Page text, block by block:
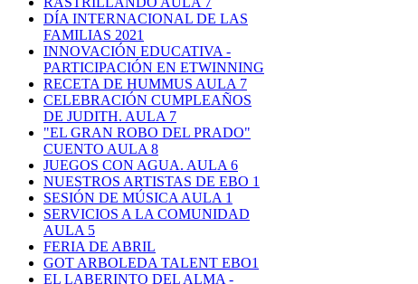
DÍA INTERNACIONAL DE LAS
FAMILIAS 2021
INNOVACIÓN EDUCATIVA -
PARTICIPACIÓN EN ETWINNING
RECETA DE HUMMUS AULA 7
CELEBRACIÓN CUMPLEAÑOS
DE JUDITH. AULA 7
"EL GRAN ROBO DEL PRADO"
CUENTO AULA 8
JUEGOS CON AGUA. AULA 6
NUESTROS ARTISTAS DE EBO 1
SESIÓN DE MÚSICA AULA 1
SERVICIOS A LA COMUNIDAD
AULA 5
FERIA DE ABRIL
GOT ARBOLEDA TALENT EBO1
EL LABERINTO DEL ALMA -